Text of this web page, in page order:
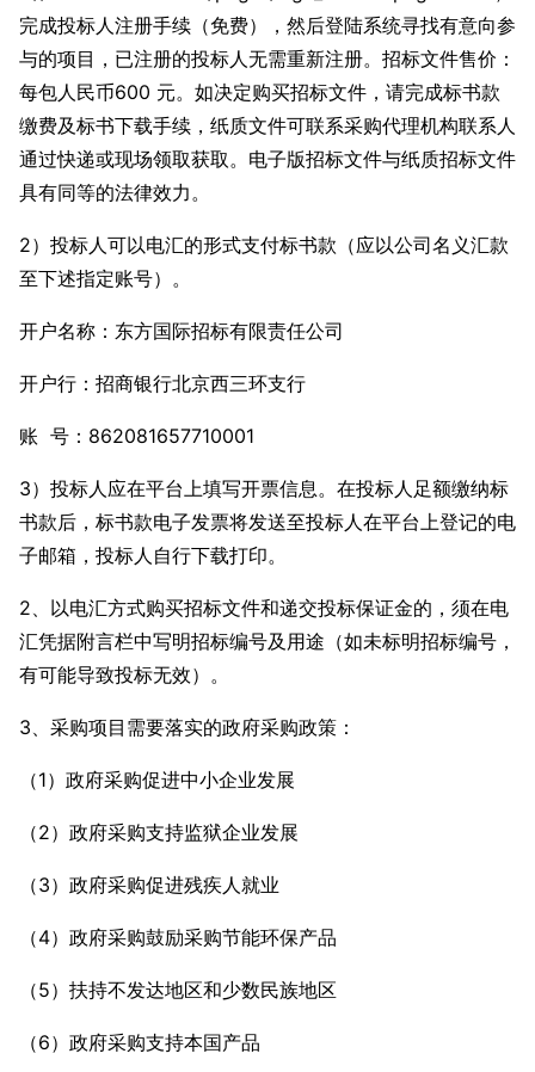
完成投标人注册手续（免费），然后登陆系统寻找有意向参
与的项目，已注册的投标人无需重新注册。招标文件售价：
每包人民币600 元。如决定购买招标文件，请完成标书款
缴费及标书下载手续，纸质文件可联系采购代理机构联系人
通过快递或现场领取获取。电子版招标文件与纸质招标文件
具有同等的法律效力。
2）投标人可以电汇的形式支付标书款（应以公司名义汇款
至下述指定账号）。
开户名称：东方国际招标有限责任公司
开户行：招商银行北京西三环支行
账 号：862081657710001
3）投标人应在平台上填写开票信息。在投标人足额缴纳标
书款后，标书款电子发票将发送至投标人在平台上登记的电
子邮箱，投标人自行下载打印。
2、以电汇方式购买招标文件和递交投标保证金的，须在电
汇凭据附言栏中写明招标编号及用途（如未标明招标编号，
有可能导致投标无效）。
3、采购项目需要落实的政府采购政策：
（1）政府采购促进中小企业发展
（2）政府采购支持监狱企业发展
（3）政府采购促进残疾人就业
（4）政府采购鼓励采购节能环保产品
（5）扶持不发达地区和少数民族地区
（6）政府采购支持本国产品